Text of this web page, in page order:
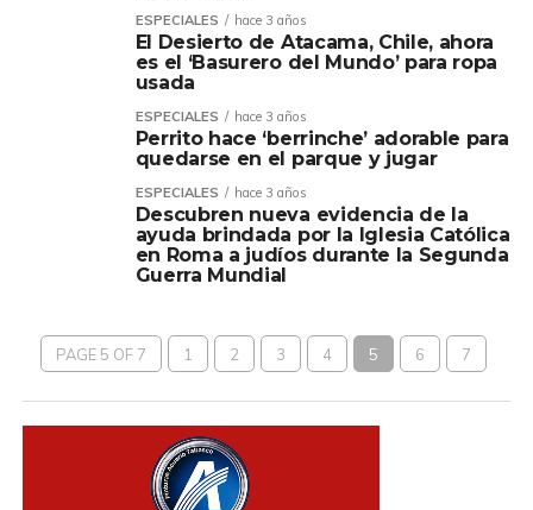
ESPECIALES hace 3 años
El Desierto de Atacama, Chile, ahora
es el ‘Basurero del Mundo’ para ropa
usada
ESPECIALES hace 3 años
Perrito hace ‘berrinche’ adorable para
quedarse en el parque y jugar
ESPECIALES hace 3 años
Descubren nueva evidencia de la
ayuda brindada por la Iglesia Católica
en Roma a judíos durante la Segunda
Guerra Mundial
PAGE 5 OF 7 1 2 3 4 5 6 7